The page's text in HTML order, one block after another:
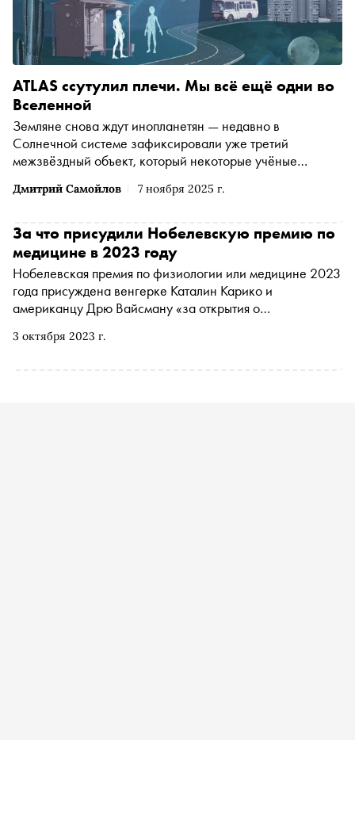
Дмитрий Самойлов 7 ноября 2025 г.
ATLAS ссутулил плечи. Мы всё ещё одни во
Вселенной
Земляне снова ждут инопланетян — недавно в
Солнечной системе зафиксировали уже третий
межзвёздный объект, который некоторые учёные
Самойлов разбирается, почему нас так тянет искать в
3 октября 2023 г.
За что присудили Нобелевскую премию по
медицине в 2023 году
Нобелевская премия по физиологии или медицине 2023
года присуждена венгерке Каталин Карико и
американцу Дрю Вайсману «за открытия о
разработать эффективные РНК-вакцины от COVID-19».